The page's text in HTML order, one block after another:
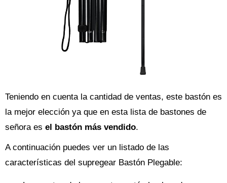
Teniendo en cuenta la cantidad de ventas, este bastón es
la mejor elección ya que en esta lista de bastones de
señora es el bastón más vendido.
A continuación puedes ver un listado de las
características del supregear Bastón Plegable: